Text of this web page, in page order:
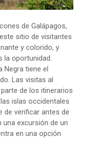
de Galápagos,
sitio de visitantes
y colorido, y
la oportunidad.
Negra tiene el
Las visitas al
de los itinerarios
islas occidentales
de verificar antes de
una excursión de un
en una opción